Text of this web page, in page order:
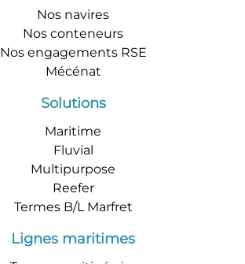
Nos navires
Nos conteneurs
Nos engagements RSE
Mécénat
Solutions
Maritime
Fluvial
Multipurpose
Reefer
Termes B/L Marfret
Lignes maritimes